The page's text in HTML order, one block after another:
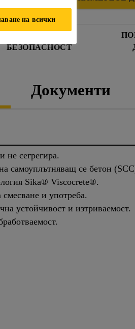
БЕЗОПАСНОСТ
Документи
не сегрегира.
самоуплътняващ се бетон
Sika® Viscocrete®.
и употреба.
устойчивост и изтриваемост.
на всички